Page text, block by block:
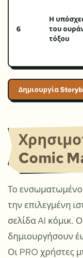
6
Η
του
τόξου
Δημιουργία
Comic
Το ενσωματωμένο
την επιλεγμένη
σελίδα AI κόμικ.
δημιουργήσουν
Οι PRO χρήστες